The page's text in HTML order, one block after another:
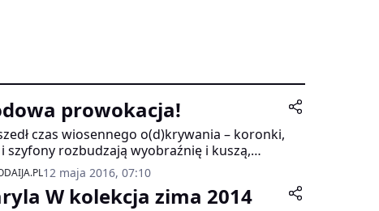
prowokacja!
czas wiosennego o(d)krywania – koronki,
szyfony rozbudzają wyobraźnię i kuszą,
kuszą!12 maja 2016, 07:10
W kolekcja zima 2014